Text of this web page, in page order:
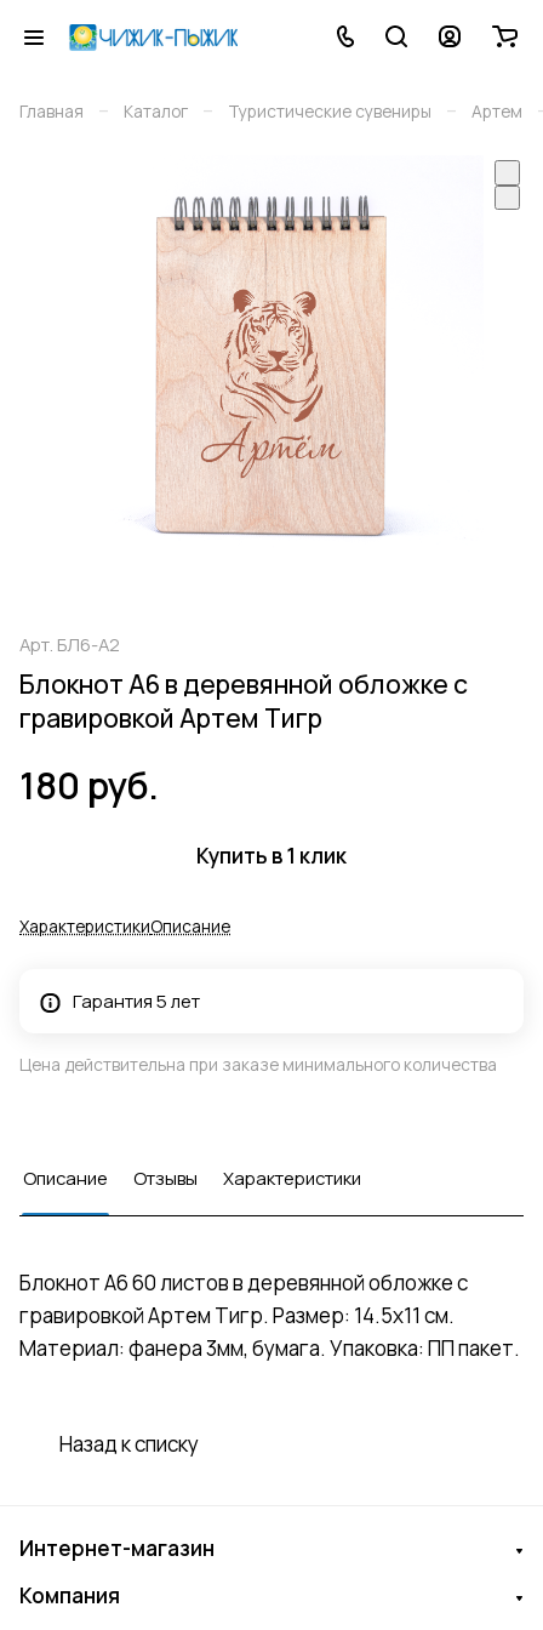
Главная – Каталог – Туристические сувениры – Артем
Арт. БЛ6-А2
Блокнот А6 в деревянной обложке с
гравировкой Артем Тигр
180 руб.
Купить в 1 клик
ХарактеристикиОписание
Гарантия 5 лет
Цена действительна при заказе минимального количества
Описание Отзывы Характеристики
Блокнот А6 60 листов в деревянной обложке с
гравировкой Артем Тигр. Размер: 14.5х11 см.
Материал: фанера 3мм, бумага. Упаковка: ПП пакет.
Назад к списку
Интернет-магазин
Компания